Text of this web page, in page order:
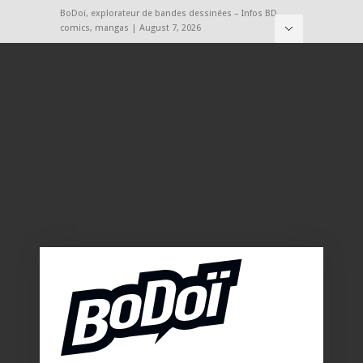
BoDoï, explorateur de bandes dessinées – Infos BD,
comics, mangas | August 7, 2026